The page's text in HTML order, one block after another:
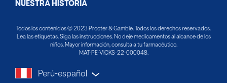
44 Jarabe
Grip-10
Resfriados
NUESTRA HISTORIA
Todos los contenidos © 2023 Procter & Gamble. Todos los derechos reservados.
Lea las etiquetas. Siga las instrucciones. No deje medicamentos al alcance de los
niños. Mayor información, consulta a tu farmacéutico.
MAT-PE-VICKS-22-000048.
Perú-español